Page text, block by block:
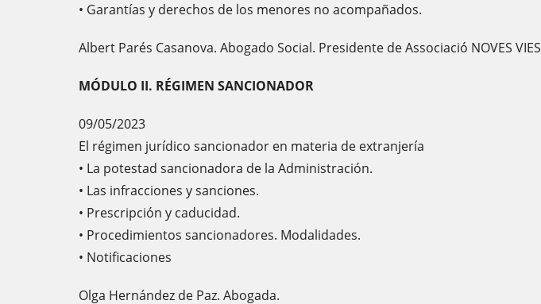
• Garantías y derechos de los menores no acompañados.
Albert Parés Casanova. Abogado Social. Presidente de Associació NOVES VIES
MÓDULO II. RÉGIMEN SANCIONADOR
09/05/2023
El régimen jurídico sancionador en materia de extranjería
• La potestad sancionadora de la Administración.
• Las infracciones y sanciones.
• Prescripción y caducidad.
• Procedimientos sancionadores. Modalidades.
• Notificaciones
Olga Hernández de Paz. Abogada.